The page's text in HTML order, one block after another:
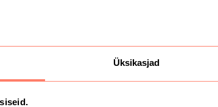
Üksikasjad